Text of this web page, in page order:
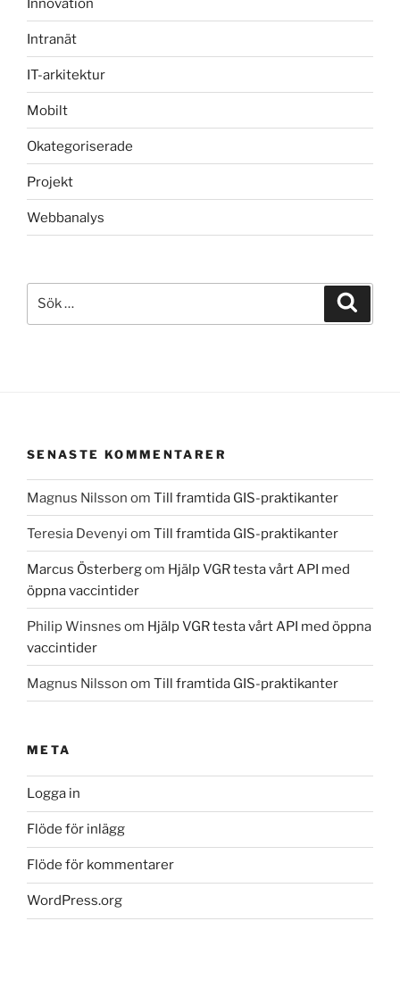
Innovation
Intranät
IT-arkitektur
Mobilt
Okategoriserade
Projekt
Webbanalys
efter:
SENASTE KOMMENTARER
Magnus Nilsson om Till framtida GIS-praktikanter
Teresia Devenyi om Till framtida GIS-praktikanter
Marcus Österbergom Hjälp VGR testa vårt API med
öppna vaccintider
Philip Winsnes om Hjälp VGR testa vårt API med öppna
vaccintider
Magnus Nilsson om Till framtida GIS-praktikanter
META
Logga in
Flöde för inlägg
Flöde för kommentarer
WordPress.org